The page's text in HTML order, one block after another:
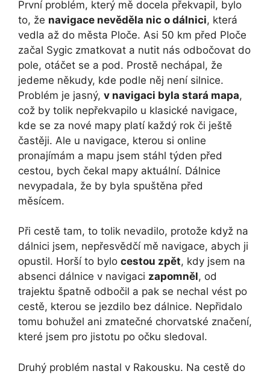
První problém, který mě docela překvapil, bylo
to, že navigace nevěděla nic o dálnici, která
vedla až do města Ploče. Asi 50 km před Ploče
začal Sygic zmatkovat a nutit nás odbočovat do
pole, otáčet se a pod. Prostě nechápal, že
jedeme někudy, kde podle něj není silnice.
Problém je jasný, v navigaci byla stará mapa,
což by tolik nepřekvapilo u klasické navigace,
kde se za nové mapy platí každý rok či ještě
častěji. Ale u navigace, kterou si online
pronajímám a mapu jsem stáhl týden před
cestou, bych čekal mapy aktuální. Dálnice
nevypadala, že by byla spuštěna před
měsícem.
Při cestě tam, to tolik nevadilo, protože když na
dálnici jsem, nepřesvědčí mě navigace, abych ji
opustil. Horší to bylo cestou zpět, kdy jsem na
absenci dálnice v navigaci zapomněl, od
trajektu špatně odbočil a pak se nechal vést po
cestě, kterou se jezdilo bez dálnice. Nepřidalo
tomu bohužel ani zmatečné chorvatské značení,
které jsem pro jistotu po očku sledoval.
Druhý problém nastal v Rakousku. Na cestě do